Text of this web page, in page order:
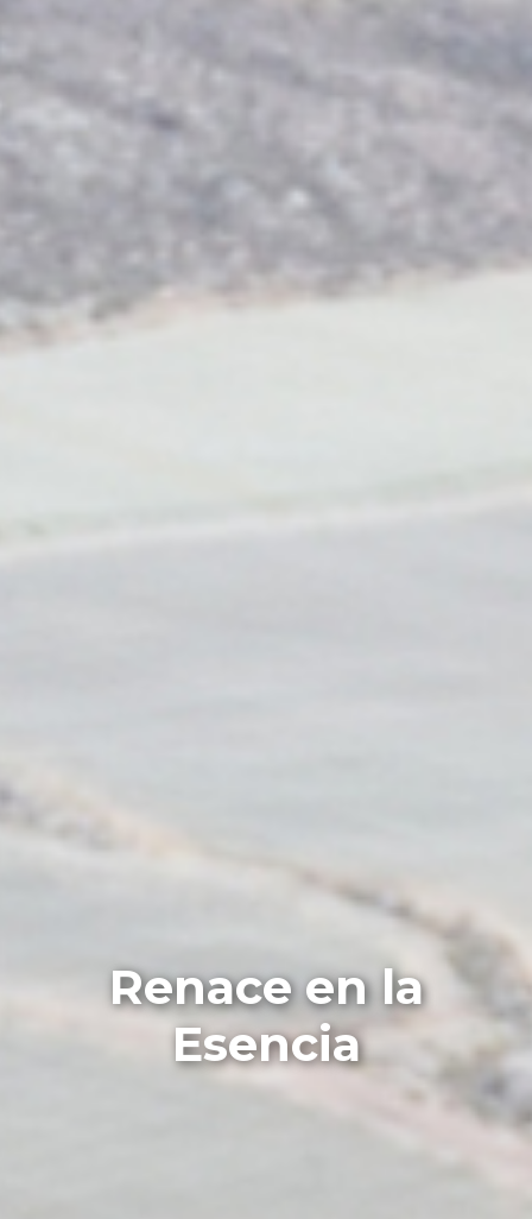
Renace en la
Esencia